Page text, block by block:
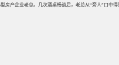
房产企业老总。几次酒桌畅谈后，老总从“旁人”口